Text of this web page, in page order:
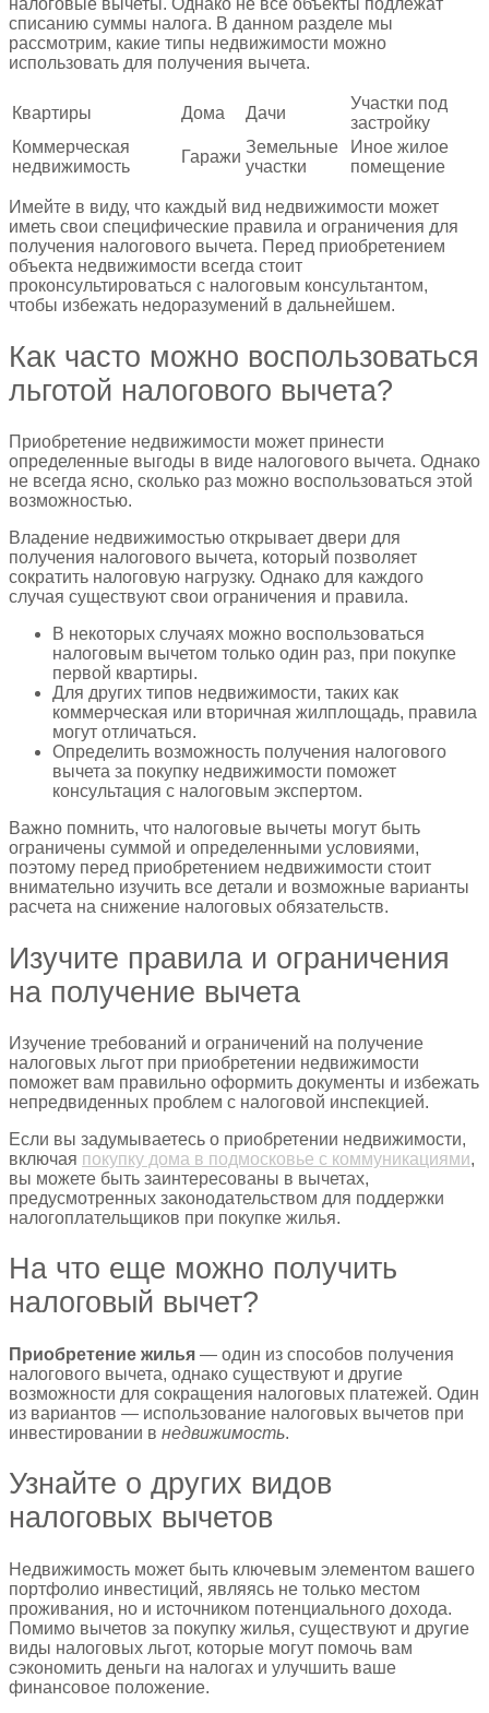
налоговые вычеты. Однако не все объекты подлежат
списанию суммы налога. В данном разделе мы
рассмотрим, какие типы недвижимости можно
использовать для получения вычета.
Квартиры Дома Дачи
Участки под
застройку
Коммерческая
недвижимость
Гаражи
Земельные
участки
Иное жилое
помещение
Имейте в виду, что каждый вид недвижимости может
иметь свои специфические правила и ограничения для
получения налогового вычета. Перед приобретением
объекта недвижимости всегда стоит
проконсультироваться с налоговым консультантом,
чтобы избежать недоразумений в дальнейшем.
Как часто можно воспользоваться
льготой налогового вычета?
Приобретение недвижимости может принести
определенные выгоды в виде налогового вычета. Однако
не всегда ясно, сколько раз можно воспользоваться этой
возможностью.
Владение недвижимостью открывает двери для
получения налогового вычета, который позволяет
сократить налоговую нагрузку. Однако для каждого
случая существуют свои ограничения и правила.
В некоторых случаях можно воспользоваться
налоговым вычетом только один раз, при покупке
первой квартиры.
Для других типов недвижимости, таких как
коммерческая или вторичная жилплощадь, правила
могут отличаться.
Определить возможность получения налогового
вычета за покупку недвижимости поможет
консультация с налоговым экспертом.
Важно помнить, что налоговые вычеты могут быть
ограничены суммой и определенными условиями,
поэтому перед приобретением недвижимости стоит
внимательно изучить все детали и возможные варианты
расчета на снижение налоговых обязательств.
Изучите правила и ограничения
на получение вычета
Изучение требований и ограничений на получение
налоговых льгот при приобретении недвижимости
поможет вам правильно оформить документы и избежать
непредвиденных проблем с налоговой инспекцией.
Если вы задумываетесь о приобретении недвижимости,
включая покупку дома в подмосковье с коммуникациями,
вы можете быть заинтересованы в вычетах,
предусмотренных законодательством для поддержки
налогоплательщиков при покупке жилья.
На что еще можно получить
налоговый вычет?
Приобретение жилья — один из способов получения
налогового вычета, однако существуют и другие
возможности для сокращения налоговых платежей. Один
из вариантов — использование налоговых вычетов при
инвестировании в недвижимость.
Узнайте о других видов
налоговых вычетов
Недвижимость может быть ключевым элементом вашего
портфолио инвестиций, являясь не только местом
проживания, но и источником потенциального дохода.
Помимо вычетов за покупку жилья, существуют и другие
виды налоговых льгот, которые могут помочь вам
сэкономить деньги на налогах и улучшить ваше
финансовое положение.